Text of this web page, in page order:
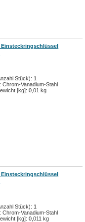
Einsteckringschlüssel
Stück): 1
Chrom-Vanadium-Stahl
[kg]: 0,01 kg
Einsteckringschlüssel
Stück): 1
Chrom-Vanadium-Stahl
[kg]: 0,011 kg